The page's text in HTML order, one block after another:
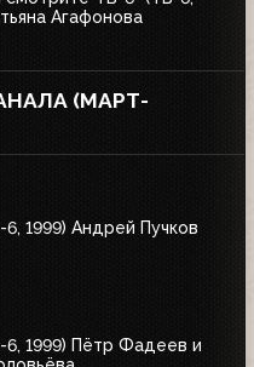
Агафонова
(МАРТ-
6, 1999) Андрей Пучков
6, 1999) Пётр Фадеев и